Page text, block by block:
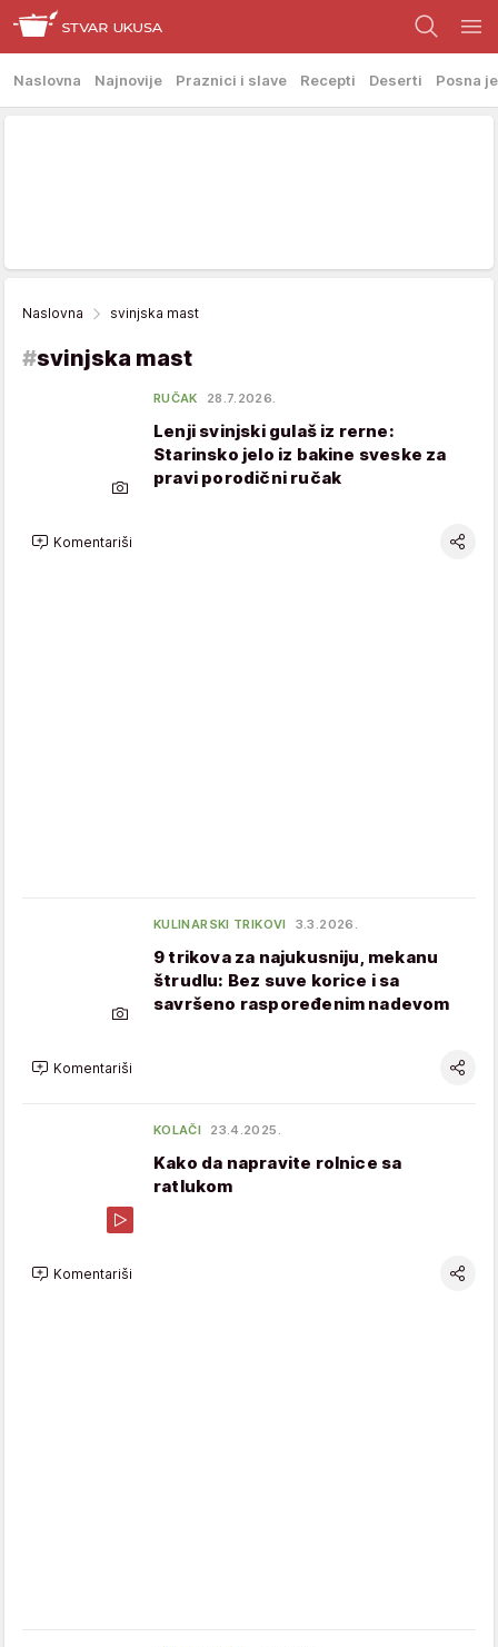
Naslovna Najnovije Praznici i slave Recepti Deserti Posna
Naslovna svinjska mast
#svinjska mast
RUČAK 28.7.2026.
Lenji svinjski gulaš iz rerne:
Starinsko jelo iz bakine sveske za
pravi porodični ručak
Komentariši
KULINARSKI TRIKOVI 3.3.2026.
9 trikova za najukusniju, mekanu
štrudlu: Bez suve korice i sa
savršeno raspoređenim nadevom
Komentariši
KOLAČI 23.4.2025.
Kako da napravite rolnice sa
ratlukom
Komentariši